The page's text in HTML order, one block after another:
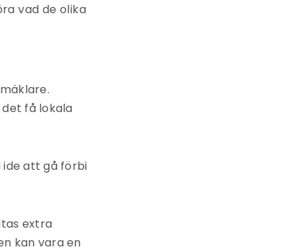
vad de olika
det få lokala
ide att gå förbi
extra
kan vara en